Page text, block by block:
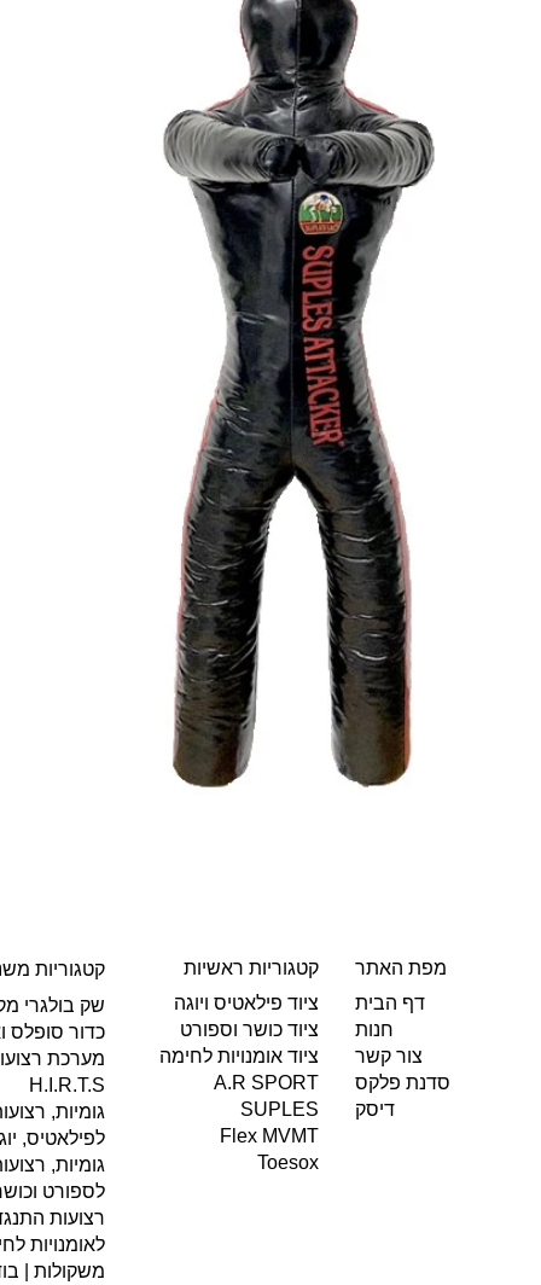
שק בולגרי
כדור סופלס
H.I.R.T.S
גומיות,
לפילאטיס,
גומיות,
לספורט
רצועות
לאומנויות
משקולות |
קטגוריות
ציוד פילאטיס ויוגה
ציוד כושר וספורט
ציוד אומנויות לחימה
A.R SPORT
SUPLES
Flex MVMT
Toesox
קטגוריות ראשיות
דף הבית
חנות
צור קשר
סדנת פלקס
דיסק
מפת האתר